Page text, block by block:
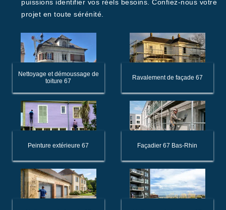
puissions identifier vos réels besoins. Confiez-nous votre
projet en toute sérénité.
Nettoyage et démoussage de
toiture 67
Ravalement de façade 67
Peinture extérieure 67 Façadier 67 Bas-Rhin